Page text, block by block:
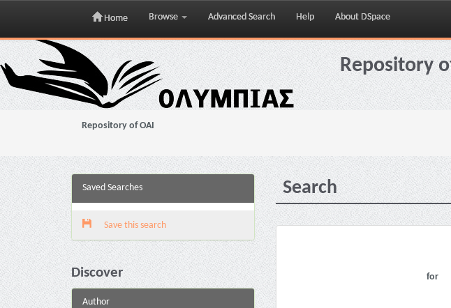
Skip
navigation
Home Browse Advanced Search Help About DSpace
Repository
Repository of OAI
Saved Searches
Save this search
Discover
Author
Search
for